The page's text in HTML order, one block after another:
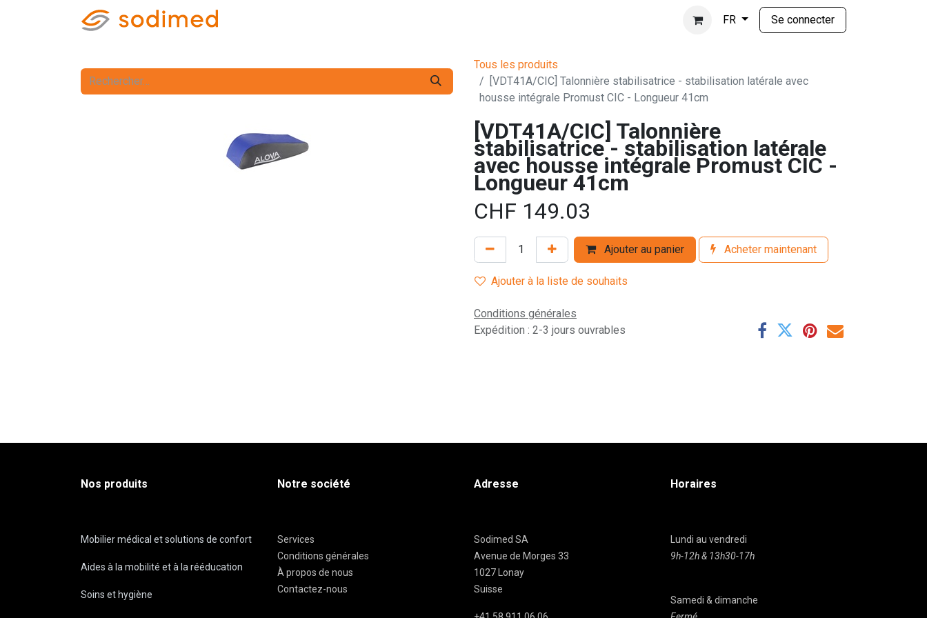
FR Se connecter
Tous les produits
[VDT41A/CIC] Talonnière stabilisatrice - stabilisation latérale avec
housse intégrale Promust CIC - Longueur 41cm
[VDT41A/CIC] Talonnière
stabilisatrice - stabilisation latérale
avec housse intégrale Promust CIC -
Longueur 41cm
CHF 149.03
Ajouter au panier Acheter maintenant
Ajouter à la liste de souhaits
Conditions générales
Expédition : 2-3 jours ouvrables
Nos produits
Mobilier médical et solutions de confort
Aides à la mobilité et à la rééducation
Soins et hygiène
Notre société
Services
Conditions générales
À propos de nous
Contactez-nous
Adresse
Sodimed SA
Avenue de Morges 33
1027 Lonay
Suisse
Horaires
Lundi au vendredi
9h-12h & 13h30-17h
Samedi & dimanche